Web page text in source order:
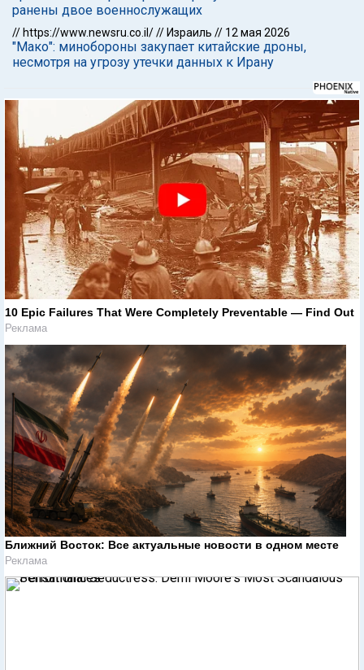
ранены двое военнослужащих
// https://www.newsru.co.il/// Израиль // 12 мая 2026
"Мако": минобороны закупает китайские дроны,
несмотря на угрозу утечки данных к Ирану
10 Epic Failures That Were Completely Preventable — Find Out
Реклама
Ближний Восток: Все актуальные новости в одном месте
Реклама